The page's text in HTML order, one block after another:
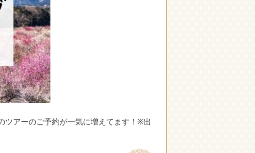
ツアーのご予約が一気に増えてます！※出